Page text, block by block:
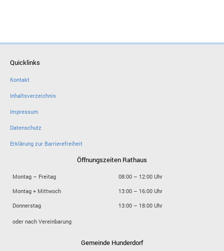
Quicklinks
Kontakt
Inhaltsverzeichnis
Impressum
Datenschutz
Erklärung zur Barrierefreiheit
Öffnungszeiten Rathaus
Montag – Freitag
08:00 – 12:00 Uhr
Montag + Mittwoch
13:00 – 16:00 Uhr
Donnerstag
13:00 – 18:00 Uhr
oder nach Vereinbarung
Gemeinde Hunderdorf